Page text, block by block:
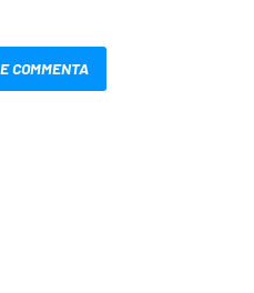
COMMENTA